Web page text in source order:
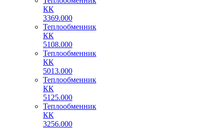
КК
3369.000
Теплообменник
КК
5108.000
Теплообменник
КК
5013.000
Теплообменник
КК
5125.000
Теплообменник
КК
3256.000